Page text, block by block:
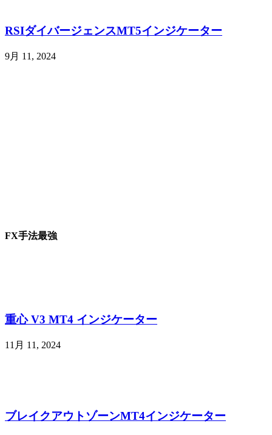
RSIダイバージェンスMT5インジケーター
9月 11, 2024
FX手法最強
重心 V3 MT4 インジケーター
11月 11, 2024
ブレイクアウトゾーンMT4インジケーター